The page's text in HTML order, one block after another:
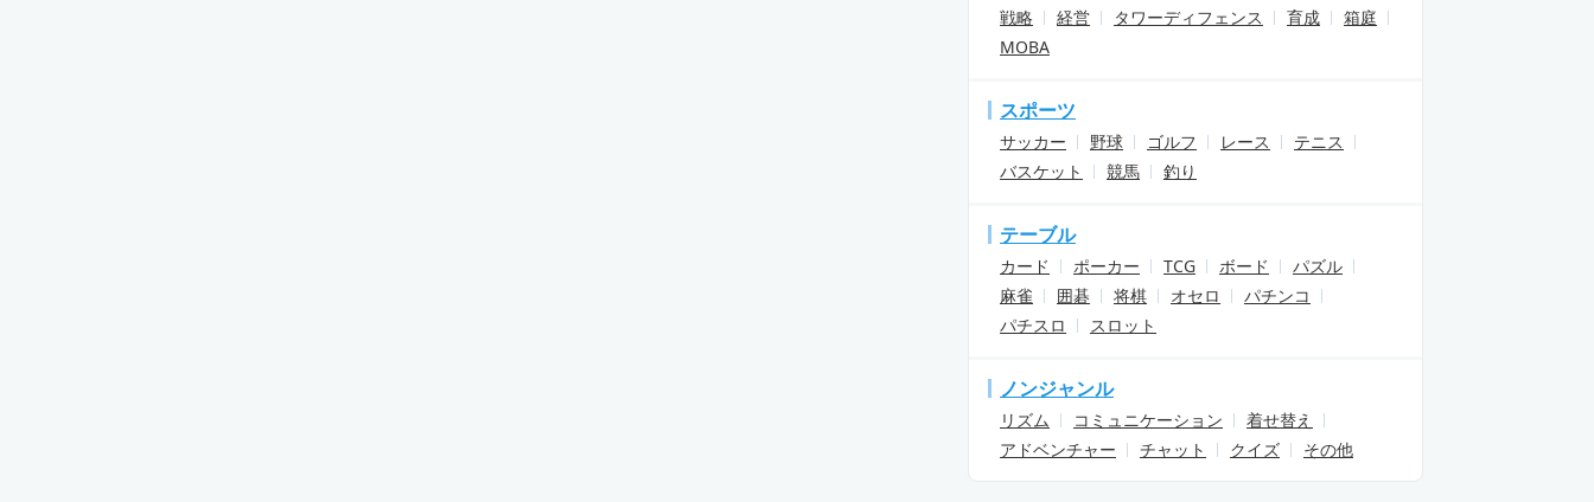
戦略 経営 タワーディフェンス 育成
箱庭
MOBA
スポーツ
サッカー 野球 ゴルフ レース
テニス
バスケット
競馬 釣り
テーブル
カード ポーカー TCG ボード
パズル
麻雀
囲碁 将棋 オセロ
パチンコ
パチスロ
スロット
ノンジャンル
リズム コミュニケーション
着せ替え
アドベンチャー
チャット クイズ その他